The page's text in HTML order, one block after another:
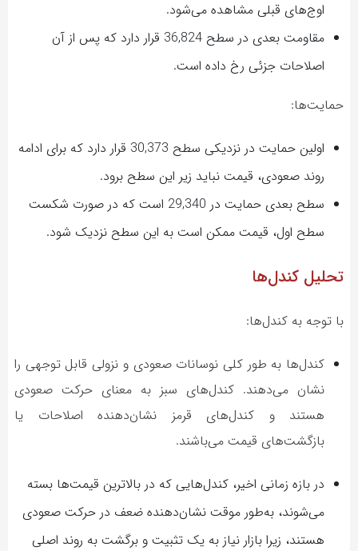
اوج‌های قبلی مشاهده می‌شود.
مقاومت بعدی در سطح 36,824 قرار دارد که پس از آن
اصلاحات جزئی رخ داده است.
حمایت‌ها:
اولین حمایت در نزدیکی سطح 30,373 قرار دارد که برای ادامه
روند صعودی، قیمت نباید زیر این سطح برود.
سطح بعدی حمایت در 29,340 است که در صورت شکست
سطح اول، قیمت ممکن است به این سطح نزدیک شود.
تحلیل کندل‌ها
با توجه به کندل‌ها:
کندل‌ها به طور کلی نوسانات صعودی و نزولی قابل توجهی را
نشان می‌دهند. کندل‌های سبز به معنای حرکت صعودی
هستند و کندل‌های قرمز نشان‌دهنده اصلاحات یا
بازگشت‌های قیمت می‌باشند.
در بازه زمانی اخیر، کندل‌هایی که در بالاترین قیمت‌ها بسته
می‌شوند، به‌طور موقت نشان‌دهنده ضعف در حرکت صعودی
هستند، زیرا بازار نیاز به یک تثبیت و برگشت به روند اصلی